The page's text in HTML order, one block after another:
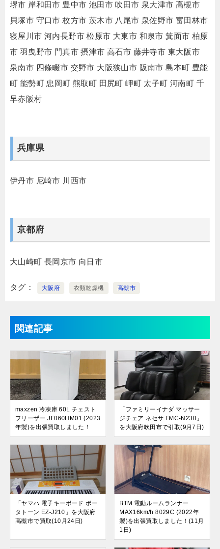
堺市 岸和田市 豊中市 池田市 吹田市 泉大津市 高槻市
貝塚市 守口市 枚方市 茨木市 八尾市 泉佐野市 富田林市
寝屋川市 河内長野市 松原市 大東市 和泉市 箕面市 柏原
市 羽曳野市 門真市 摂津市 高石市 藤井寺市 東大阪市
泉南市 四條畷市 交野市 大阪狭山市 阪南市 島本町 豊能
町 能勢町 忠岡町 熊取町 田尻町 岬町 太子町 河南町 千
早赤阪村
兵庫県
伊丹市 尼崎市 川西市
京都府
大山崎町 長岡京市 向日市
タグ 大阪府 衣類乾燥機 高槻市
関連記事
maxzen 冷凍庫 60L チェスト
フリーザー JF060HM01 (2023
年製)を出張買取しました！
「ファミリーイナダ マッサー
ジチェア ネセサ FMC-N230」
を大阪府吹田市で引取(9月7日)
「ヤマハ 電子キーボード ポー
タトーン EZ-J210」を大阪府
高槻市で買取(10月24日)
BTM 電動ルームランナー
MAX16km/h 8029C (2022年
製)を出張買取しました！(11月
1日)